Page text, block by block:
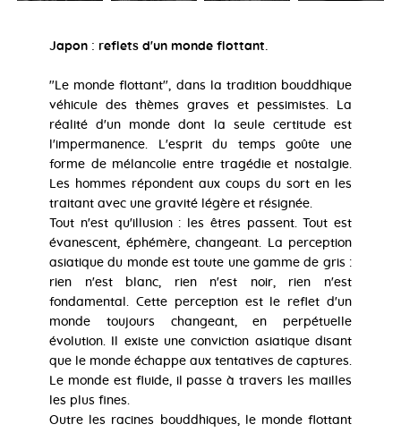
Japon : reflets d'un monde flottant.
"Le monde flottant", dans la tradition bouddhique
véhicule des thèmes graves et pessimistes. La
réalité d'un monde dont la seule certitude est
l'impermanence. L'esprit du temps goûte une
forme de mélancolie entre tragédie et nostalgie.
Les hommes répondent aux coups du sort en les
traitant avec une gravité légère et résignée.
Tout n'est qu'illusion : les êtres passent. Tout est
évanescent, éphémère, changeant. La perception
asiatique du monde est toute une gamme de gris :
rien n'est blanc, rien n'est noir, rien n'est
fondamental. Cette perception est le reflet d'un
monde toujours changeant, en perpétuelle
évolution. Il existe une conviction asiatique disant
que le monde échappe aux tentatives de captures.
Le monde est fluide, il passe à travers les mailles
les plus fines.
Outre les racines bouddhiques, le monde flottant